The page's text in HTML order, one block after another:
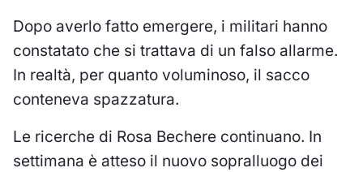
Dopo averlo fatto emergere, i militari hanno
constatato che si trattava di un falso allarme.
In realtà, per quanto voluminoso, il sacco
conteneva spazzatura.
Le ricerche di Rosa Bechere continuano. In
settimana è atteso il nuovo sopralluogo dei